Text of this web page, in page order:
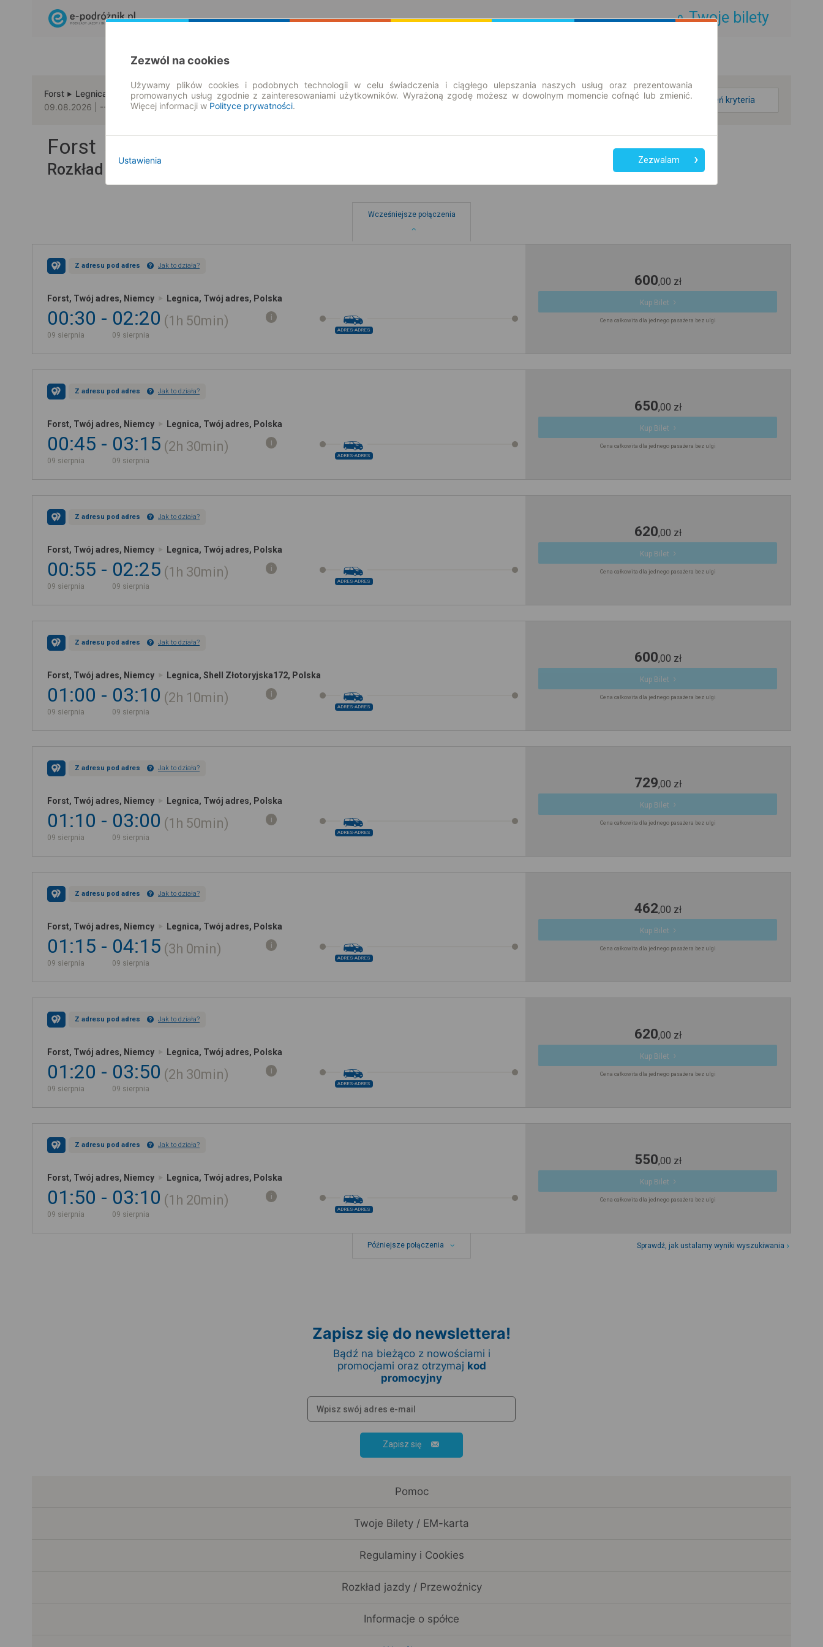
Twoje bilety
Forst
Legnica
09.08.2026 | -- : --
zmień kryteria
Forst → Legnica
Rozkład jazdy i bilety
Wcześniejsze połączenia
Z adresu pod adres Jak to działa?
Forst, Twój adres, Niemcy Legnica, Twój adres, Polska
00:30
09 sierpnia
02:20
09 sierpnia
1h 50min
ADRES-ADRES
600,00 zł
Kup Bilet
Cena całkowita dla jednego pasażera bez ulgi
Z adresu pod adres Jak to działa?
Forst, Twój adres, Niemcy Legnica, Twój adres, Polska
00:45
09 sierpnia
03:15
09 sierpnia
2h 30min
ADRES-ADRES
650,00 zł
Kup Bilet
Cena całkowita dla jednego pasażera bez ulgi
Z adresu pod adres Jak to działa?
Forst, Twój adres, Niemcy Legnica, Twój adres, Polska
00:55
09 sierpnia
02:25
09 sierpnia
1h 30min
ADRES-ADRES
620,00 zł
Kup Bilet
Cena całkowita dla jednego pasażera bez ulgi
Z adresu pod adres Jak to działa?
Forst, Twój adres, Niemcy Legnica, Shell Złotoryjska172, Polska
01:00
09 sierpnia
03:10
09 sierpnia
2h 10min
ADRES-ADRES
600,00 zł
Kup Bilet
Cena całkowita dla jednego pasażera bez ulgi
Z adresu pod adres Jak to działa?
Forst, Twój adres, Niemcy Legnica, Twój adres, Polska
01:10
09 sierpnia
03:00
09 sierpnia
1h 50min
ADRES-ADRES
729,00 zł
Kup Bilet
Cena całkowita dla jednego pasażera bez ulgi
Z adresu pod adres Jak to działa?
Forst, Twój adres, Niemcy Legnica, Twój adres, Polska
01:15
09 sierpnia
04:15
09 sierpnia
3h 0min
ADRES-ADRES
462,00 zł
Kup Bilet
Cena całkowita dla jednego pasażera bez ulgi
Z adresu pod adres Jak to działa?
Forst, Twój adres, Niemcy Legnica, Twój adres, Polska
01:20
09 sierpnia
03:50
09 sierpnia
2h 30min
ADRES-ADRES
620,00 zł
Kup Bilet
Cena całkowita dla jednego pasażera bez ulgi
Z adresu pod adres Jak to działa?
Forst, Twój adres, Niemcy Legnica, Twój adres, Polska
01:50
09 sierpnia
03:10
09 sierpnia
1h 20min
ADRES-ADRES
550,00 zł
Kup Bilet
Cena całkowita dla jednego pasażera bez ulgi
Późniejsze połączenia Sprawdź, jak ustalamy wyniki wyszukiwania
Zapisz się do newslettera!
Bądź na bieżąco z nowościami i
promocjami oraz otrzymaj kod
promocyjny
Zapisz się
Pomoc
Twoje Bilety / EM-karta
Regulaminy i Cookies
Rozkład jazdy / Przewoźnicy
Informacje o spółce
Zezwól na cookies
Używamy plików cookies i podobnych technologii w celu świadczenia i ciągłego ulepszania naszych usług oraz prezentowania
promowanych usług zgodnie z zainteresowaniami użytkowników. Wyrażoną zgodę możesz w dowolnym momencie cofnąć lub zmienić.
Więcej informacji w Polityce prywatności.
Ustawienia Zezwalam